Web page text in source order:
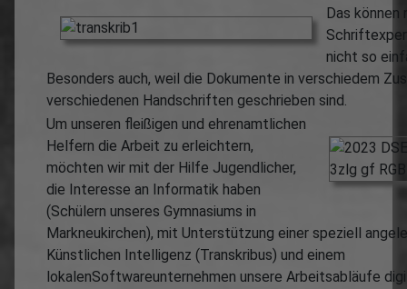
Das können
nicht so
Besonders auch, weil die Dokumente in verschiedem
verschiedenen Handschriften geschrieben sind.
Um unseren fleißigen und ehrenamtlichen
Helfern die Arbeit zu erleichtern,
möchten wir mit der Hilfe Jugendlicher,
die Interesse an Informatik haben
(Schülern unseres Gymnasiums in
Markneukirchen), mit Unterstützung einer speziell
Künstlichen Intelligenz (Transkribus) und einem
lokalenSoftwareunternehmen unsere Arbeitsabläufe